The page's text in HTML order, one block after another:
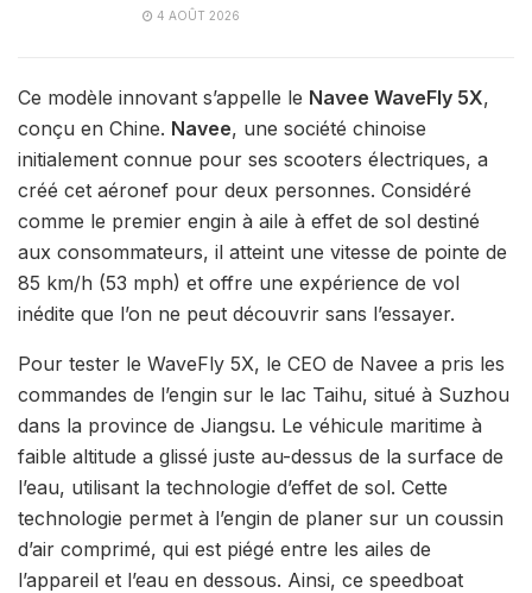
4 AOÛT 2026
Ce modèle innovant s’appelle le Navee WaveFly 5X,
conçu en Chine. Navee, une société chinoise
initialement connue pour ses scooters électriques, a
créé cet aéronef pour deux personnes. Considéré
comme le premier engin à aile à effet de sol destiné
aux consommateurs, il atteint une vitesse de pointe de
85 km/h (53 mph) et offre une expérience de vol
inédite que l’on ne peut découvrir sans l’essayer.
Pour tester le WaveFly 5X, le CEO de Navee a pris les
commandes de l’engin sur le lac Taihu, situé à Suzhou
dans la province de Jiangsu. Le véhicule maritime à
faible altitude a glissé juste au-dessus de la surface de
l’eau, utilisant la technologie d’effet de sol. Cette
technologie permet à l’engin de planer sur un coussin
d’air comprimé, qui est piégé entre les ailes de
l’appareil et l’eau en dessous. Ainsi, ce speedboat